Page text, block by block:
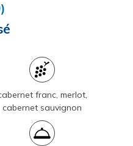
franc, merlot,
cabernet sauvignon